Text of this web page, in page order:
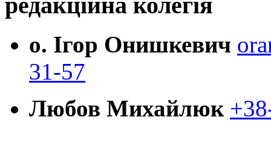
о. Ігор Онишкевич
31-57
Любов Михайлюк